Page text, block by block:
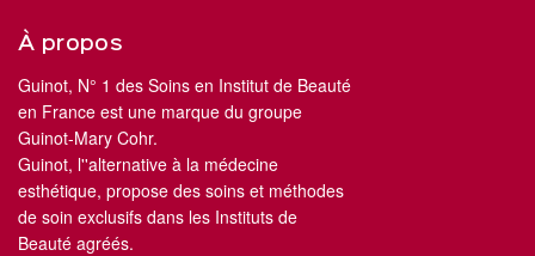
À propos
Guinot, N° 1 des Soins en Institut de Beauté
en France est une marque du groupe
Guinot-Mary Cohr.
Guinot, l''alternative à la médecine
esthétique, propose des soins et méthodes
de soin exclusifs dans les Instituts de
Beauté agréés.